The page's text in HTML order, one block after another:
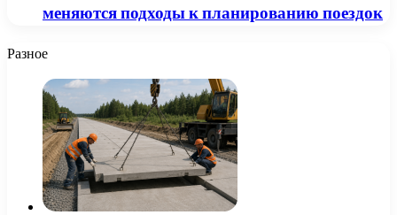
меняются подходы к планированию поездок
Разное